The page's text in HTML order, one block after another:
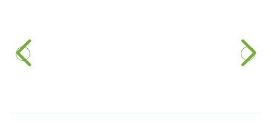
Dolabı Beyaz
10.032,00